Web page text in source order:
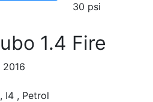
30 psi
1.4 Fire
I4 , Petrol